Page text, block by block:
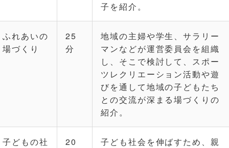
子を紹介。
ふれあいの
場づくり
25
分
地域の主婦や学生、サラリー
マンなどが運営委員会を組織
し、そこで検討して、スポー
ツレクリエーション活動や遊
びを通して地域の子どもたち
との交流が深まる場づくりの
紹介。
子どもの社
20
子ども社会を伸ばすため、親